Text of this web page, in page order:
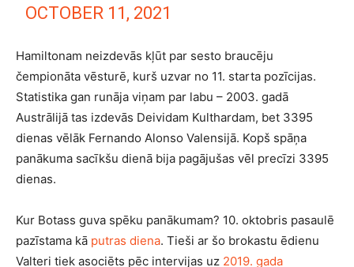
OCTOBER 11, 2021
Hamiltonam neizdevās kļūt par sesto braucēju
čempionāta vēsturē, kurš uzvar no 11. starta pozīcijas.
Statistika gan runāja viņam par labu – 2003. gadā
Austrālijā tas izdevās Deividam Kulthardam, bet 3395
dienas vēlāk Fernando Alonso Valensijā. Kopš spāņa
panākuma sacīkšu dienā bija pagājušas vēl precīzi 3395
dienas.
Kur Botass guva spēku panākumam? 10. oktobris pasaulē
pazīstama kā putras diena. Tieši ar šo brokastu ēdienu
Valteri tiek asociēts pēc intervijas uz 2019. gada